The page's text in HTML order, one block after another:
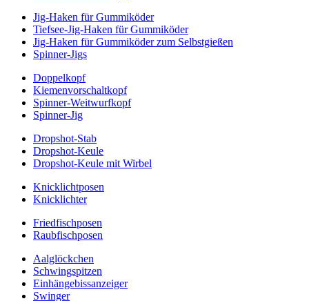
Jig-Haken für Gummiköder
Tiefsee-Jig-Haken für Gummiköder
Jig-Haken für Gummiköder zum Selbstgießen
Spinner-Jigs
Doppelkopf
Kiemenvorschaltkopf
Spinner-Weitwurfkopf
Spinner-Jig
Dropshot-Stab
Dropshot-Keule
Dropshot-Keule mit Wirbel
Knicklichtposen
Knicklichter
Friedfischposen
Raubfischposen
Aalglöckchen
Schwingspitzen
Einhängebissanzeiger
Swinger